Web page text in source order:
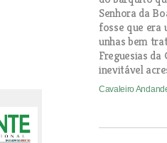
Senhora da
fosse que era
unhas bem
Freguesias da
inevitável
Cavaleiro